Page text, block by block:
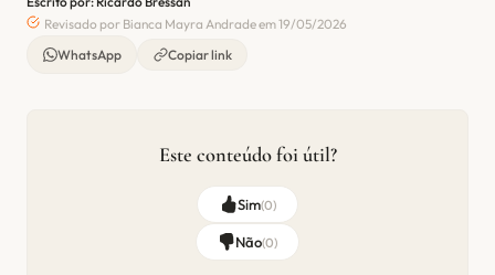
Revisado por Bianca Mayra Andrade em 19/05/2026
WhatsApp
Copiar link
Este conteúdo foi útil?
Sim(0)
Não(0)